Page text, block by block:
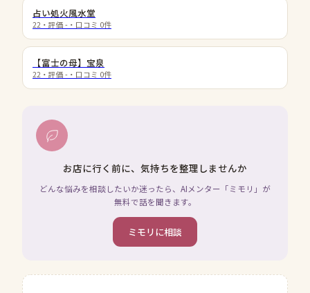
占い処火風水堂
22 ・評価 - ・口コミ 0件
【富士の母】宝泉
22 ・評価 - ・口コミ 0件
お店に行く前に、気持ちを整理しませんか
どんな悩みを相談したいか迷ったら、AIメンター「ミモリ」が
無料で話を聞きます。
ミモリに相談